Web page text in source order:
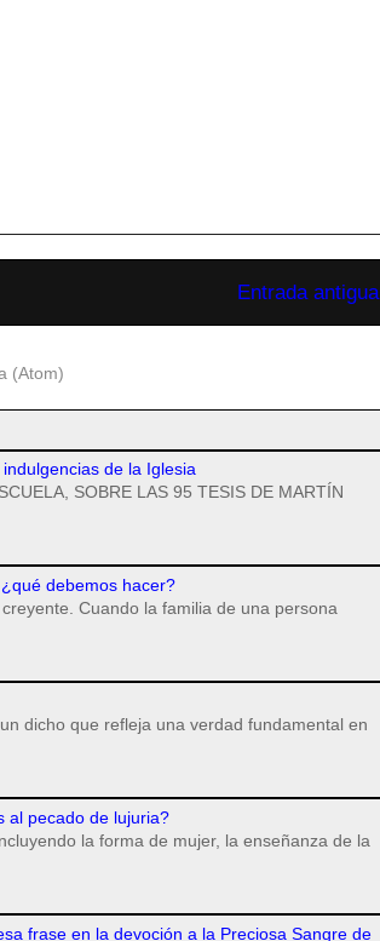
Entrada antigua
(Atom)
de la Iglesia
SOBRE LAS 95 TESIS DE MARTÍN
debemos hacer?
Cuando la familia de una persona
dicho que refleja una verdad fundamental en
al pecado de lujuria?
la forma de mujer, la enseñanza de la
frase en la devoción a la Preciosa Sangre de